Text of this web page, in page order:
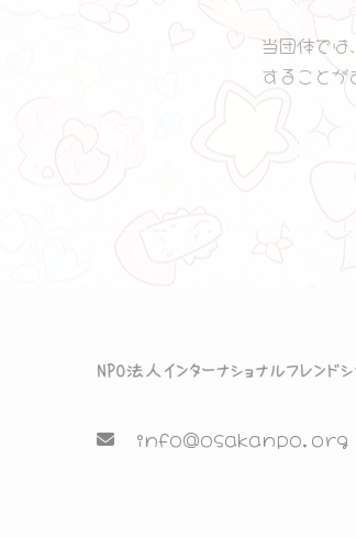
当団体で
することが
info@osakanpo.org